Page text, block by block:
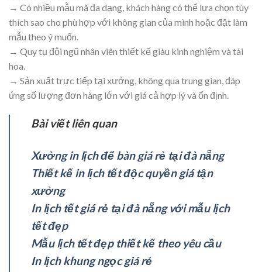
→ Có nhiều mẫu mã đa dạng, khách hàng có thể lựa chọn tùy
thích sao cho phù hợp với không gian của mình hoặc đặt làm
mẫu theo ý muốn.
→ Quy tụ đội ngũ nhân viên thiết kế giàu kinh nghiệm và tài
hoa.
→ Sản xuất trực tiếp tại xưởng, không qua trung gian, đáp
ứng số lượng đơn hàng lớn với giá cả hợp lý và ổn định.
Bài viết liên quan
Xưởng in lịch để bàn giá rẻ tại đà nẵng
Thiết kế in lịch tết độc quyền giá tận
xưởng
In lịch tết giá rẻ tại đà nẵng với mẫu lịch
tết đẹp
Mẫu lịch tết đẹp thiết kế theo yêu cầu
In lịch khung ngọc giá rẻ